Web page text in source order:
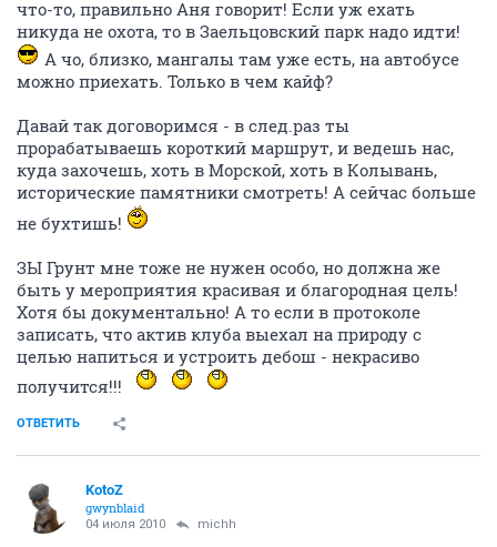
что-то, правильно Аня говорит! Если уж ехать
никуда не охота, то в Заельцовский парк надо идти!
А чо, близко, мангалы там уже есть, на автобусе
можно приехать. Только в чем кайф?
Давай так договоримся - в след.раз ты
прорабатываешь короткий маршрут, и ведешь нас,
куда захочешь, хоть в Морской, хоть в Колывань,
исторические памятники смотреть! А сейчас больше
не бухтишь!
ЗЫ Грунт мне тоже не нужен особо, но должна же
быть у мероприятия красивая и благородная цель!
Хотя бы документально! А то если в протоколе
записать, что актив клуба выехал на природу с
целью напиться и устроить дебош - некрасиво
получится!!!
ОТВЕТИТЬ
KotoZ
gwynblaid
04 июля 2010 michh